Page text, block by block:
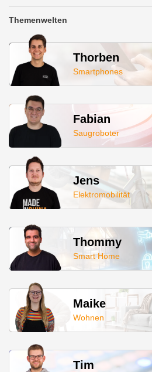
Themenwelten
Thorben
Smartphones
Fabian
Saugroboter
Jens
Elektromobilität
Thommy
Smart Home
Maike
Wohnen
Tim